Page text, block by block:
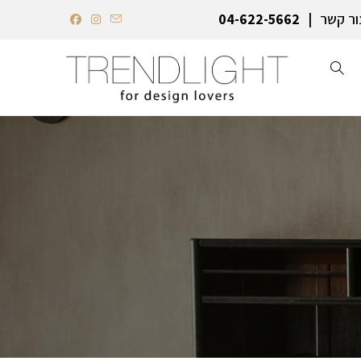
קשר 04-622-5662‏